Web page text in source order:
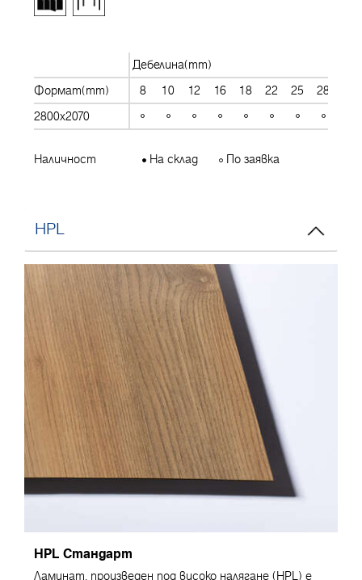
Дебелина(mm)
Формат(mm)
8 10 12 16 18 22 25 28
2800x2070
Наличност На склад По заявка
HPL
HPL Стандарт
Ламинат, произведен под високо налягане (HPL) е